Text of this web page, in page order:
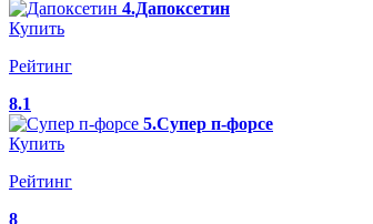
4.Дапоксетин
Купить
Рейтинг
8.1
5.Супер п-форсе
Купить
Рейтинг
8